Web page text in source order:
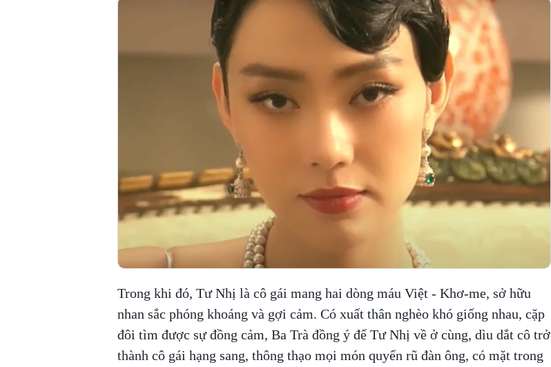
Trong khi đó, Tư Nhị là cô gái mang hai dòng máu Việt - Khơ-me, sở hữu
nhan sắc phóng khoáng và gợi cảm. Có xuất thân nghèo khó giống nhau, cặp
đôi tìm được sự đồng cảm, Ba Trà đồng ý để Tư Nhị về ở cùng, dìu dắt cô trở
thành cô gái hạng sang, thông thạo mọi món quyến rũ đàn ông, có mặt trong